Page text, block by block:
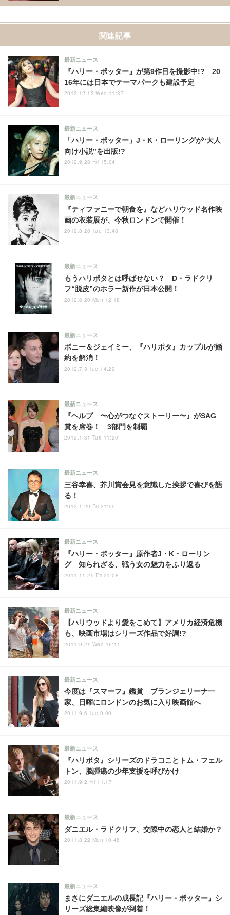
関連記事
『ハリー・ポッター』が第9作目を撮影中!? 20
16年には日本でテーマパークも建設予定
最新ニュース
2012.12.12 Wed 11:37
「ハリー・ポッター」J・K・ローリングが“大人
向け小説”を出版!?
最新ニュース
2012.9.28 Fri 15:04
『ティファニーで朝食を』などハリウッド名作映
画の衣装展が、今秋ロンドンで開催！
最新ニュース
2012.8.28 Tue 13:48
もうハリポタとは呼ばせない？ D・ラドクリ
フ“脱皮”のホラー新作が日本公開！
最新ニュース
2012.8.20 Mon 12:18
ボニー＆ジェイミー、『ハリポタ』カップルが婚
約を解消！
最新ニュース
2012.7.3 Tue 14:29
『ヘルプ 〜心がつなぐストーリー〜』がSAG
賞を席巻！ 3部門を制覇
最新ニュース
2012.1.31 Tue 11:20
三谷幸喜、芥川賞会見を意識した挨拶で喜びを語
る！
最新ニュース
2012.1.20 Fri 21:55
『ハリー・ポッター』原作者J・K・ローリン
グ 知られざる、戦う女の魅力をふり返る
最新ニュース
2011.11.25 Fri 21:08
【ハリウッドより愛をこめて】アメリカ経済危機
も、映画市場はシリーズ作品で好調!?
最新ニュース
2011.9.21 Wed 16:11
今度は『スマーフ』鑑賞 ブランジェリーナ一
家、日曜にロンドンのお気に入り映画館へ
最新ニュース
2011.9.6 Tue 0:00
『ハリポタ』シリーズのドラコことトム・フェル
トン、脳腫瘍の少年支援を呼びかけ
最新ニュース
2011.9.2 Fri 11:17
ダニエル・ラドクリフ、交際中の恋人と結婚か？
最新ニュース
2011.8.22 Mon 10:48
まさにダニエルの成長記『ハリー・ポッター』シ
リーズ総集編映像が到着！
最新ニュース